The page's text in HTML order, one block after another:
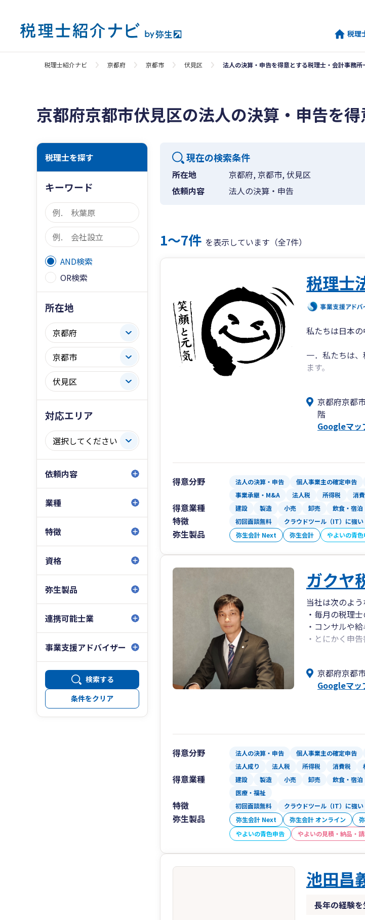
税理
税理士紹介ナビ 京都府 京都市 伏見区 法人の決算・申告を得意とする税理士・会計事務所
京都府京都市伏見区の法人の決算・申告を
税理士を探す
キーワード
AND検索
OR検索
所在地
対応エリア
依頼内容
業種
特徴
資格
弥生製品
連携可能士業
事業支援アドバイザー
検索する
条件をクリア
現在の検索条件
所在地
京都府, 京都市, 伏見区
依頼内容
法人の決算・申告
1〜7件 を表示しています（全7件）
税理士
私たちは日本の
一．私たちは
ます。
一．私たちは
京都府京都
階
Googleマッ
得意分野 法人の決算・申告 個人事業主の確定申告
事業承継・M&A
法人税 所得税 消
得意業種 建設 製造 小売 卸売 飲食・宿泊
特徴 初回面談無料 クラウドツール（IT）に強い
弥生製品 弥生会計 Next 弥生会計 やよいの青色
ガクヤ
当社は次のよう
・毎月の税理
・コンサルや
・とにかく申
・時間をとっ
当社は毎月の
訪問はしませ
申告前もデー
一度会わない
詳しくご説明
また税務調査
京都やその周
京都府京都
Googleマッ
得意分野 法人の決算・申告 個人事業主の確定申告
法人成り
法人税 所得税 消費税
得意業種 建設 製造 小売 卸売 飲食・宿泊
医療・福祉
特徴 初回面談無料 クラウドツール（IT）に強い
弥生製品 弥生会計 Next 弥生会計 オンライン
やよいの青色申告
やよいの見積・納品・
池田昌
長年の経験を